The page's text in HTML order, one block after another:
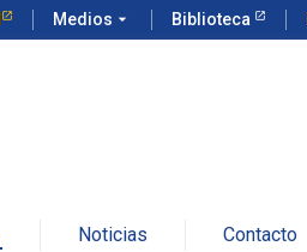
Medios arrow_drop_down Biblioteca
Noticias Contacto